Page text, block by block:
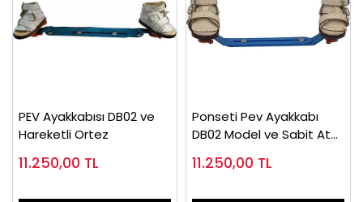
PEV Ayakkabısı DB02 ve
Hareketli Ortez
11.250,00 TL
Ponseti Pev Ayakkabı
DB02 Model ve Sabit Atel
11.250,00 TL